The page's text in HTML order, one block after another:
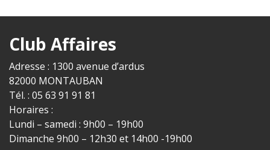
Club Affaires
Adresse : 1300 avenue d’ardus
82000 MONTAUBAN
Tél. : 05 63 91 91 81
Horaires :
Lundi – samedi : 9h00 – 19h00
Dimanche 9h00 – 12h30 et 14h00 -19h00